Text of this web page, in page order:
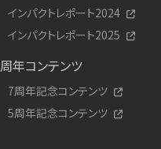
インパクトレポート2024
インパクトレポート2025
周年コンテンツ
7周年記念コンテンツ
5周年記念コンテンツ